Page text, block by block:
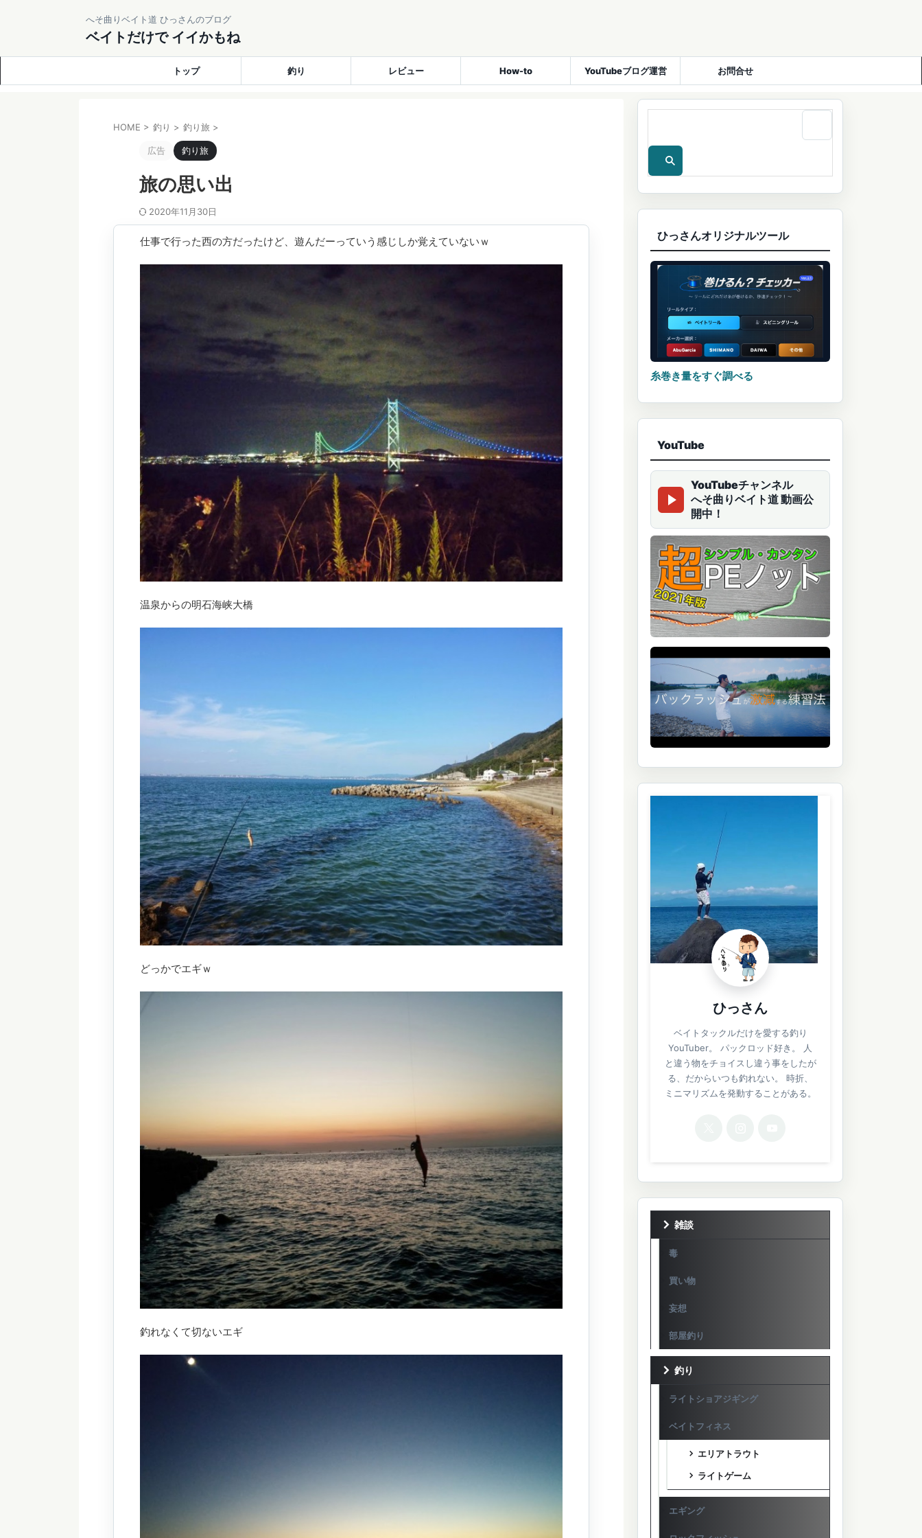
へそ曲りベイト道 ひっさんのブログ
ベイトだけで イイかもね
トップ 釣り レビュー How-to YouTubeブログ運営 お問合せ
HOME > 釣り > 釣り旅 >
広告 釣り旅
旅の思い出
2020年11月30日
仕事で行った西の方だったけど、遊んだーっていう感じしか覚えていないｗ
温泉からの明石海峡大橋
どっかでエギｗ
釣れなくて切ないエギ
ひっさんオリジナルツール
糸巻き量をすぐ調べる
YouTube
YouTubeチャンネル
へそ曲りベイト道 動画公
開中！
ひっさん
ベイトタックルだけを愛する釣り
YouTuber。 パックロッド好き。 人
と違う物をチョイスし違う事をしたが
る、だからいつも釣れない。 時折、
ミニマリズムを発動することがある。
雑談
毒
買い物
妄想
部屋釣り
釣り
ライトショアジギング
ベイトフィネス
エリアトラウト
ライトゲーム
エギング